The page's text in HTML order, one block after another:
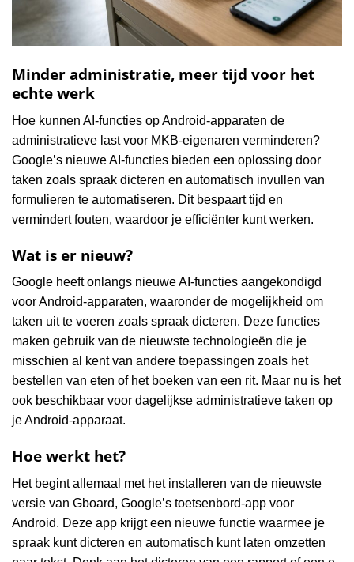
Minder administratie, meer tijd voor het
echte werk
Hoe kunnen AI-functies op Android-apparaten de
administratieve last voor MKB-eigenaren verminderen?
Google’s nieuwe AI-functies bieden een oplossing door
taken zoals spraak dicteren en automatisch invullen van
formulieren te automatiseren. Dit bespaart tijd en
vermindert fouten, waardoor je efficiënter kunt werken.
Wat is er nieuw?
Google heeft onlangs nieuwe AI-functies aangekondigd
voor Android-apparaten, waaronder de mogelijkheid om
taken uit te voeren zoals spraak dicteren. Deze functies
maken gebruik van de nieuwste technologieën die je
misschien al kent van andere toepassingen zoals het
bestellen van eten of het boeken van een rit. Maar nu is het
ook beschikbaar voor dagelijkse administratieve taken op
je Android-apparaat.
Hoe werkt het?
Het begint allemaal met het installeren van de nieuwste
versie van Gboard, Google’s toetsenbord-app voor
Android. Deze app krijgt een nieuwe functie waarmee je
spraak kunt dicteren en automatisch kunt laten omzetten